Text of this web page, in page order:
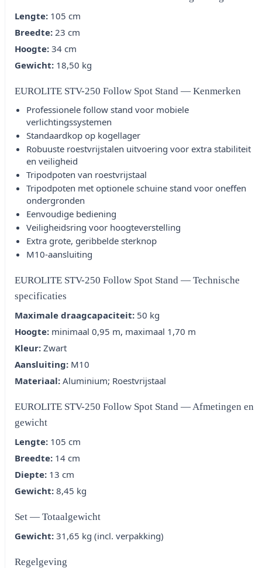
Lengte: 105 cm
Breedte: 23 cm
Hoogte: 34 cm
Gewicht: 18,50 kg
EUROLITE STV-250 Follow Spot Stand — Kenmerken
Professionele follow stand voor mobiele
verlichtingssystemen
Standaardkop op kogellager
Robuuste roestvrijstalen uitvoering voor extra stabiliteit
en veiligheid
Tripodpoten van roestvrijstaal
Tripodpoten met optionele schuine stand voor oneffen
ondergronden
Eenvoudige bediening
Veiligheidsring voor hoogteverstelling
Extra grote, geribbelde sterknop
M10-aansluiting
EUROLITE STV-250 Follow Spot Stand — Technische
specificaties
Maximale draagcapaciteit: 50 kg
Hoogte: minimaal 0,95 m, maximaal 1,70 m
Kleur: Zwart
Aansluiting: M10
Materiaal: Aluminium; Roestvrijstaal
EUROLITE STV-250 Follow Spot Stand — Afmetingen en
gewicht
Lengte: 105 cm
Breedte: 14 cm
Diepte: 13 cm
Gewicht: 8,45 kg
Set — Totaalgewicht
Gewicht: 31,65 kg (incl. verpakking)
Regelgeving